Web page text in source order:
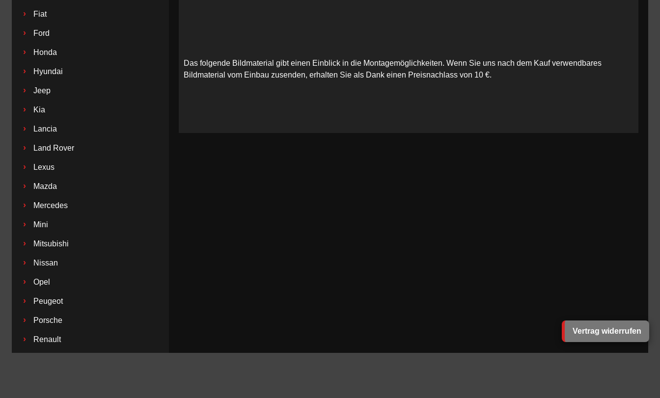
› Fiat
› Ford
› Honda
› Hyundai
› Jeep
› Kia
› Lancia
› Land Rover
› Lexus
› Mazda
› Mercedes
› Mini
› Mitsubishi
› Nissan
› Opel
› Peugeot
› Porsche
› Renault
Das folgende Bildmaterial gibt einen Einblick in die Montagemöglichkeiten. Wenn Sie uns nach dem Kauf verwendbares
Bildmaterial vom Einbau zusenden, erhalten Sie als Dank einen Preisnachlass von 10 €.
Vertrag widerrufen